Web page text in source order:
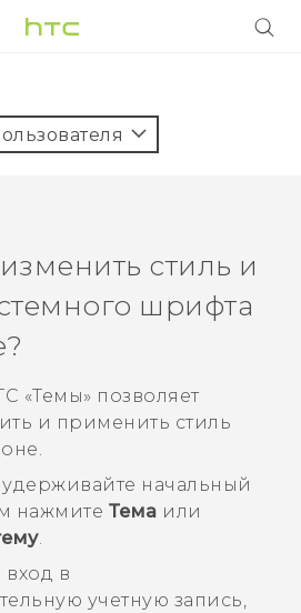
стиль и
шрифта
«Темы» позволяет
и применить стиль
начальный
нажмите Тема или
.
в
учетную запись,